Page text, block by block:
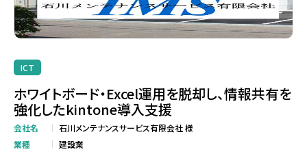
ICT
ホワイトボード・Excel運用を脱却し、情報共有を
強化したkintone導入支援
会社名
石川メンテナンスサービス有限会社 様
業種
建設業